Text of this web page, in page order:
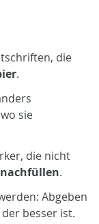
die
.
sie
die nicht
nachfüllen.
Abgeben
der besser ist.